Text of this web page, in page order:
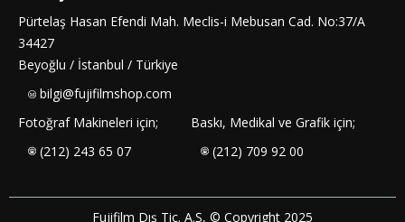
Pürtelaş Hasan Efendi Mah. Meclis-i Mebusan Cad. No:37/A
34427
Beyoğlu / İstanbul / Türkiye
bilgi@fujifilmshop.com
Fotoğraf Makineleri için;
(212) 243 65 07
Baskı, Medikal ve Grafik için;
(212) 709 92 00
Fujifilm Dış Tic. A.Ş, © Copyright 2025